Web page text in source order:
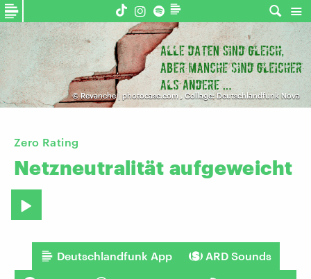
©Revanche | photocase.com, Collage: Deutschlandfunk Nova
Zero Rating
Netzneutralität aufgeweicht
Deutschlandfunk App ARD Sounds